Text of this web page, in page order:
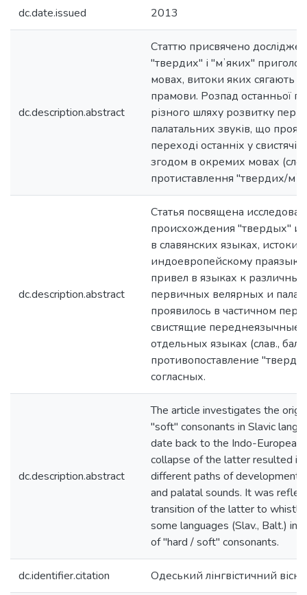
dc.date.issued 2013
dc.description.abstract
Статтю присвячено
"твердих" і "мʼяких"
мовах, витоки яких сягають
прамови. Розпад останньої
різного шляху розвитку
палатальних звуків, що
переході останніх у свистячі
згодом в окремих мовах
протиставлення "твердих/
dc.description.abstract
Статья посвящена
происхождения "твердых" и
в славянских языках, истоки
индоевропейскому
привел в языках к
первичных велярных и
проявилось в частичном
свистящие переднеязычные,
отдельных языках (слав.,
противопоставление
согласных.
dc.description.abstract
The article investigates the
"soft" consonants in Slavic
date back to the Indo-European
collapse of the latter resulted in
different paths of development
and palatal sounds. It was
transition of the latter to
some languages (Slav., Balt.) in
of "hard / soft" consonants.
dc.identifier.citation Одеський лінгвістичний